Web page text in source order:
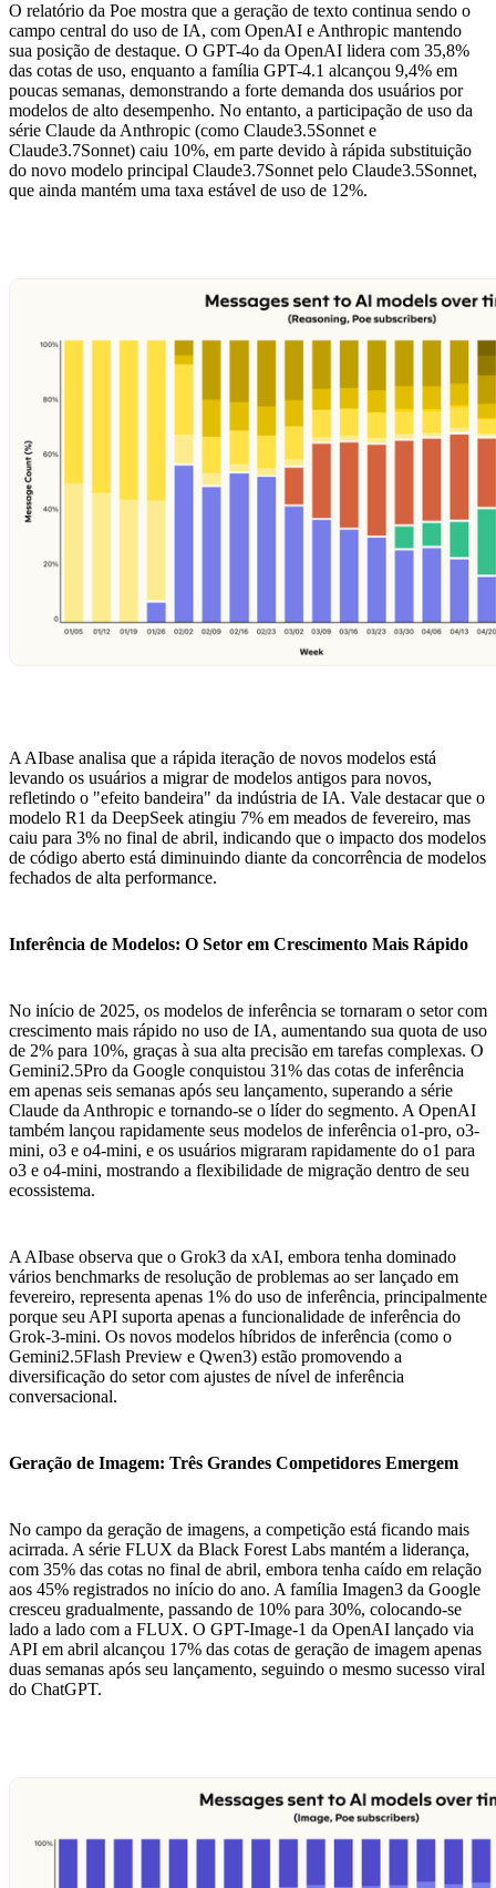
O relatório da Poe mostra que a geração de texto continua sendo o
campo central do uso de IA, com OpenAI e Anthropic mantendo
sua posição de destaque. O GPT-4o da OpenAI lidera com 35,8%
das cotas de uso, enquanto a família GPT-4.1 alcançou 9,4% em
poucas semanas, demonstrando a forte demanda dos usuários por
modelos de alto desempenho. No entanto, a participação de uso da
série Claude da Anthropic (como Claude3.5Sonnet e
Claude3.7Sonnet) caiu 10%, em parte devido à rápida substituição
do novo modelo principal Claude3.7Sonnet pelo Claude3.5Sonnet,
que ainda mantém uma taxa estável de uso de 12%.
A AIbase analisa que a rápida iteração de novos modelos está
levando os usuários a migrar de modelos antigos para novos,
refletindo o "efeito bandeira" da indústria de IA. Vale destacar que o
modelo R1 da DeepSeek atingiu 7% em meados de fevereiro, mas
caiu para 3% no final de abril, indicando que o impacto dos modelos
de código aberto está diminuindo diante da concorrência de modelos
fechados de alta performance.
Inferência de Modelos: O Setor em Crescimento Mais Rápido
No início de 2025, os modelos de inferência se tornaram o setor com
crescimento mais rápido no uso de IA, aumentando sua quota de uso
de 2% para 10%, graças à sua alta precisão em tarefas complexas. O
Gemini2.5Pro da Google conquistou 31% das cotas de inferência
em apenas seis semanas após seu lançamento, superando a série
Claude da Anthropic e tornando-se o líder do segmento. A OpenAI
também lançou rapidamente seus modelos de inferência o1-pro, o3-
mini, o3 e o4-mini, e os usuários migraram rapidamente do o1 para
o3 e o4-mini, mostrando a flexibilidade de migração dentro de seu
ecossistema.
A AIbase observa que o Grok3 da xAI, embora tenha dominado
vários benchmarks de resolução de problemas ao ser lançado em
fevereiro, representa apenas 1% do uso de inferência, principalmente
porque seu API suporta apenas a funcionalidade de inferência do
Grok-3-mini. Os novos modelos híbridos de inferência (como o
Gemini2.5Flash Preview e Qwen3) estão promovendo a
diversificação do setor com ajustes de nível de inferência
conversacional.
Geração de Imagem: Três Grandes Competidores Emergem
No campo da geração de imagens, a competição está ficando mais
acirrada. A série FLUX da Black Forest Labs mantém a liderança,
com 35% das cotas no final de abril, embora tenha caído em relação
aos 45% registrados no início do ano. A família Imagen3 da Google
cresceu gradualmente, passando de 10% para 30%, colocando-se
lado a lado com a FLUX. O GPT-Image-1 da OpenAI lançado via
API em abril alcançou 17% das cotas de geração de imagem apenas
duas semanas após seu lançamento, seguindo o mesmo sucesso viral
do ChatGPT.